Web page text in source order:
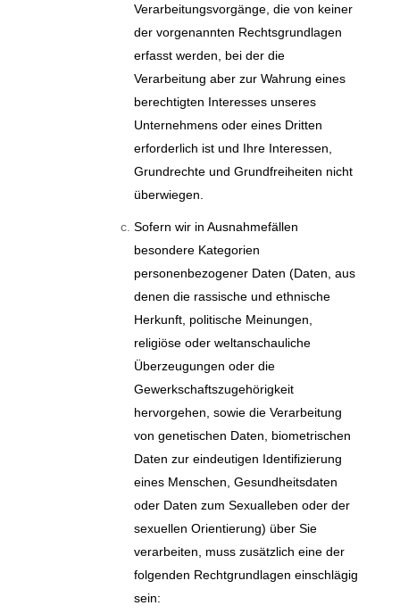
Verarbeitungsvorgänge, die von keiner
der vorgenannten Rechtsgrundlagen
erfasst werden, bei der die
Verarbeitung aber zur Wahrung eines
berechtigten Interesses unseres
Unternehmens oder eines Dritten
erforderlich ist und Ihre Interessen,
Grundrechte und Grundfreiheiten nicht
überwiegen.
Sofern wir in Ausnahmefällen
besondere Kategorien
personenbezogener Daten (Daten, aus
denen die rassische und ethnische
Herkunft, politische Meinungen,
religiöse oder weltanschauliche
Überzeugungen oder die
Gewerkschaftszugehörigkeit
hervorgehen, sowie die Verarbeitung
von genetischen Daten, biometrischen
Daten zur eindeutigen Identifizierung
eines Menschen, Gesundheitsdaten
oder Daten zum Sexualleben oder der
sexuellen Orientierung) über Sie
verarbeiten, muss zusätzlich eine der
folgenden Rechtgrundlagen einschlägig
sein: